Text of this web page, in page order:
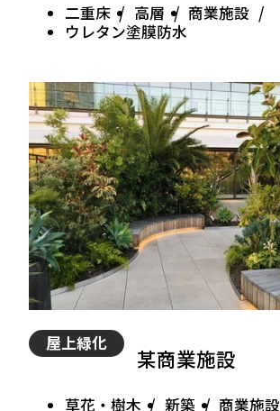
二重床 高層
商業施設
ウレタン塗膜防水
屋上緑化
某商業施設
草花・樹木 新築
商業施設